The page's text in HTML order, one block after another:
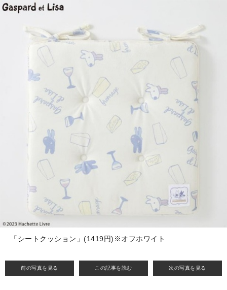
前の写真を見る この記事を読む 次の写真を見る
「シートクッション」(1419円)※オフホワイト